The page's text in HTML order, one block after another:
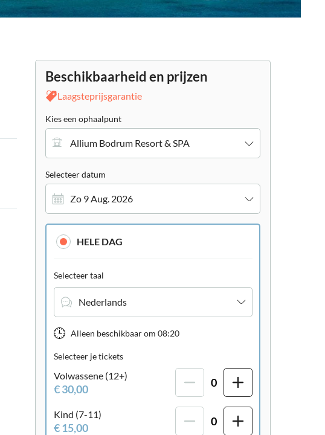
Beschikbaarheid en prijzen
Laagsteprijsgarantie
Kies een ophaalpunt
Allium Bodrum Resort & SPA
Selecteer datum
Zo 9 Aug. 2026
HELE DAG
Selecteer taal
Nederlands
Alleen beschikbaar om 08:20
Selecteer je tickets
Volwassene (12+)
€ 30,00 0
Kind (7-11)
€ 15,00 0